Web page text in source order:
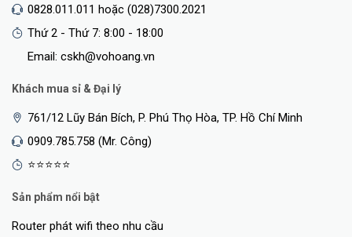
0828.011.011 hoặc (028)7300.2021
Thứ 2 - Thứ 7: 8:00 - 18:00
Email: cskh@vohoang.vn
Khách mua sỉ & Đại lý
761/12 Lũy Bán Bích, P. Phú Thọ Hòa, TP. Hồ Chí Minh
0909.785.758 (Mr. Công)
⭐⭐⭐⭐⭐
Sản phẩm nổi bật
Router phát wifi theo nhu cầu